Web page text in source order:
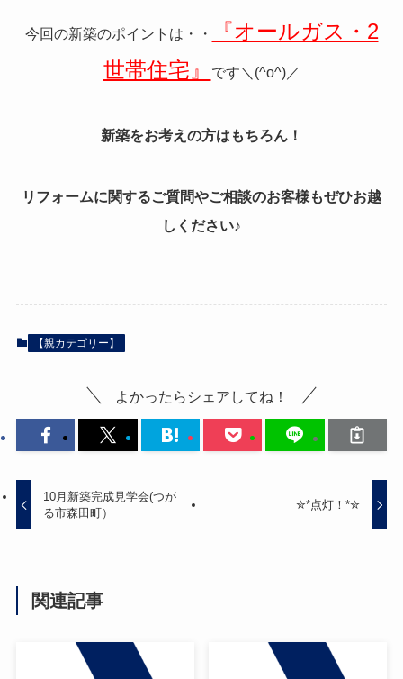
今回の新築のポイントは・・
『オールガス・2
世帯住宅』
です＼(^o^)／
新築をお考えの方はもちろん！
リフォームに関するご質問やご相談のお客様もぜひお越
しください♪
【親カテゴリー】
よかったらシェアしてね！
10月新築完成見学会(つが
る市森田町）
✮*点灯！*✮
関連記事